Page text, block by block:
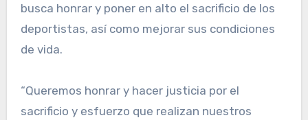
busca honrar y poner en alto el sacrificio de los
deportistas, así como mejorar sus condiciones
de vida.
“Queremos honrar y hacer justicia por el
sacrificio y esfuerzo que realizan nuestros